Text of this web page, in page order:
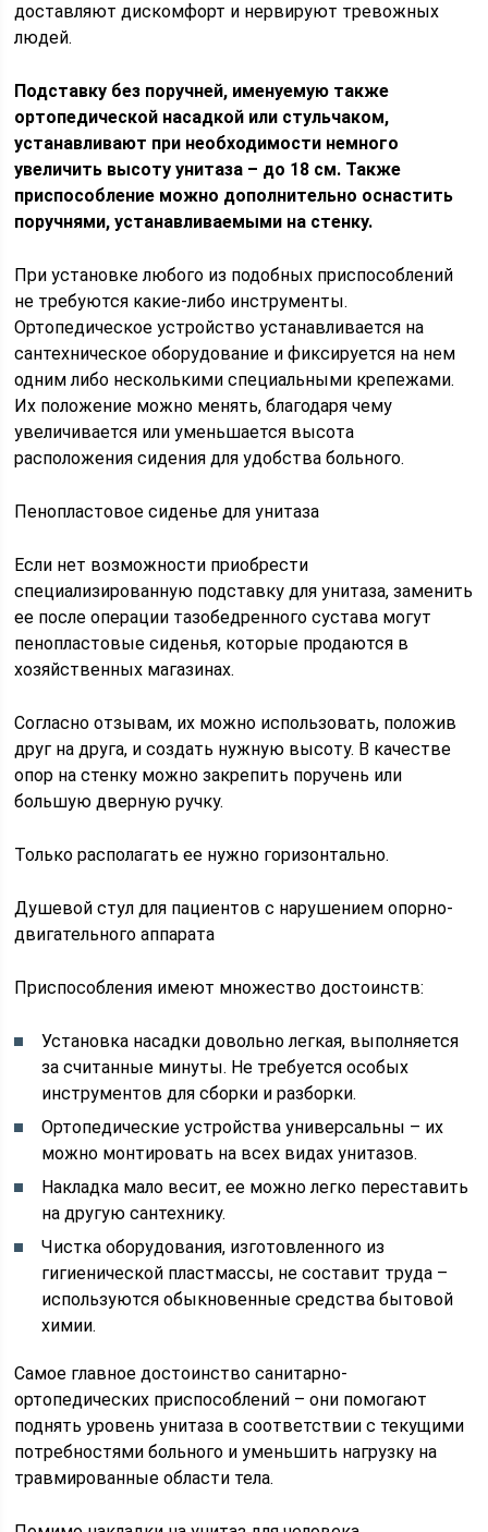
доставляют дискомфорт и нервируют тревожных
людей.
Подставку без поручней, именуемую также
ортопедической насадкой или стульчаком,
устанавливают при необходимости немного
увеличить высоту унитаза – до 18 см. Также
приспособление можно дополнительно оснастить
поручнями, устанавливаемыми на стенку.
При установке любого из подобных приспособлений
не требуются какие-либо инструменты.
Ортопедическое устройство устанавливается на
сантехническое оборудование и фиксируется на нем
одним либо несколькими специальными крепежами.
Их положение можно менять, благодаря чему
увеличивается или уменьшается высота
расположения сидения для удобства больного.
Пенопластовое сиденье для унитаза
Если нет возможности приобрести
специализированную подставку для унитаза, заменить
ее после операции тазобедренного сустава могут
пенопластовые сиденья, которые продаются в
хозяйственных магазинах.
Согласно отзывам, их можно использовать, положив
друг на друга, и создать нужную высоту. В качестве
опор на стенку можно закрепить поручень или
большую дверную ручку.
Только располагать ее нужно горизонтально.
Душевой стул для пациентов с нарушением опорно-
двигательного аппарата
Приспособления имеют множество достоинств:
Установка насадки довольно легкая, выполняется
за считанные минуты. Не требуется особых
инструментов для сборки и разборки.
Ортопедические устройства универсальны – их
можно монтировать на всех видах унитазов.
Накладка мало весит, ее можно легко переставить
на другую сантехнику.
Чистка оборудования, изготовленного из
гигиенической пластмассы, не составит труда –
используются обыкновенные средства бытовой
химии.
Самое главное достоинство санитарно-
ортопедических приспособлений – они помогают
поднять уровень унитаза в соответствии с текущими
потребностями больного и уменьшить нагрузку на
травмированные области тела.